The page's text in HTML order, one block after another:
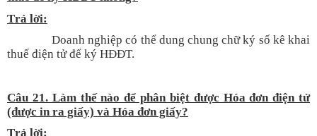
Trả lời:
Doanh nghiệp có thể dung chung chữ ký số kê khai
thuế điện tử để ký HĐĐT.
Câu 21. Làm thế nào để phân biệt được Hóa đơn điện tử
(được in ra giấy) và Hóa đơn giấy?
Trả lời: